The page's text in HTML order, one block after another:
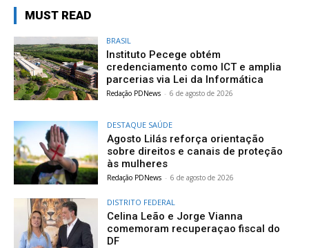
MUST READ
BRASIL
Instituto Pecege obtém
credenciamento como ICT e amplia
parcerias via Lei da Informática
Redação PDNews - 6 de agosto de 2026
DESTAQUE SAÚDE
Agosto Lilás reforça orientação
sobre direitos e canais de proteção
às mulheres
Redação PDNews - 6 de agosto de 2026
DISTRITO FEDERAL
Celina Leão e Jorge Vianna
comemoram recuperaçao fiscal do
DF